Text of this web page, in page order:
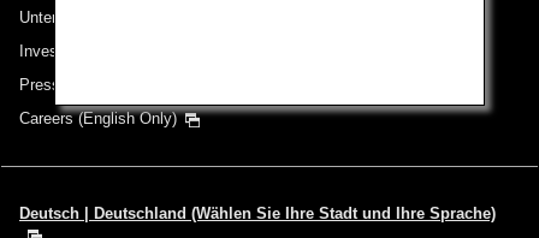
Unternehmen der ANA Group
Investor Relations
Pressemeldungen
Careers (English Only)
Deutsch | Deutschland (Wählen Sie Ihre Stadt und Ihre Sprache)